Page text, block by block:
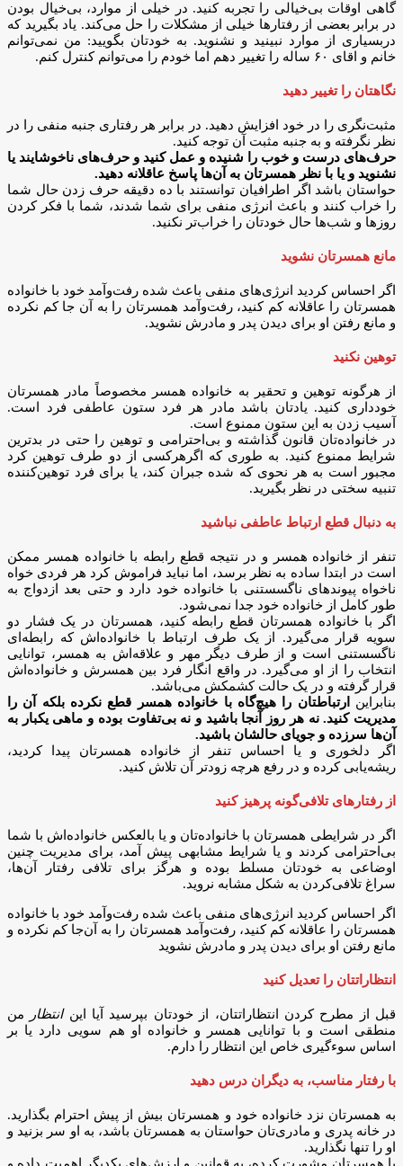
گاهی اوقات بی‌خیالی را تجربه کنید. در خیلی از موارد، بی‌خیال بودن
در برابر بعضی از رفتار‌ها خیلی از مشکلات را حل می‌کند. یاد بگیرید که
دربسیاری از موارد نبینید و نشنوید. به خودتان بگویید: من نمی‌توانم
خانم و اقای ۶۰ ساله را تغییر دهم اما خودم را می‌توانم کنترل کنم.
نگاهتان را تغییر دهید
مثبت‌نگری را در خود افزایش دهید. در برابر هر رفتاری جنبه منفی را در
نظر نگرفته و به جنبه مثبت آن توجه کنید.
حرف‌های درست و خوب را شنیده و عمل کنید و حرف‌های ناخوشایند یا
نشنوید و یا با نظر همسرتان به آن‌ها پاسخ عاقلانه دهید.
حواستان باشد اگر اطرافیان توانستند با ده دقیقه حرف زدن حال شما
را خراب کنند و باعث انرژی منفی برای شما شدند، شما با فکر کردن
روز‌ها و شب‌ها حال خودتان را خراب‌تر نکنید.
مانع همسرتان نشوید
اگر احساس کردید انرژی‌های منفی باعث شده رفت‌و‌آمد خود با خانواده
همسرتان را عاقلانه کم کنید، رفت‌وآمد همسرتان را به آن جا کم نکرده
و مانع رفتن او برای دیدن پدر و مادرش نشوید.
توهین نکنید
از هرگونه توهین و تحقیر به خانواده همسر مخصوصاً مادر همسرتان
خودداری کنید. یادتان باشد مادر هر فرد ستون عاطفی فرد است.
آسیب زدن به این ستون ممنوع است.
در خانواده‌تان قانون گذاشته و بی‌احترامی و توهین را حتی در بدترین
شرایط ممنوع کنید. به طوری که اگرهرکسی از دو طرف توهین کرد
مجبور است به هر نحوی که شده جبران کند، یا برای فرد توهین‌کننده
تنبیه سختی در نظر بگیرید.
به دنبال قطع ارتباط عاطفی نباشید
تنفر از خانواده همسر و در نتیجه قطع رابطه با خانواده همسر ممکن
است در ابتدا ساده به نظر برسد، اما نباید فراموش کرد هر فردی خواه
ناخواه پیوند‌های ناگسستنی با خانواده خود دارد و حتی بعد ازدواج به
طور کامل از خانواده خود جدا نمی‌شود.
اگر با خانواده همسرتان قطع رابطه کنید، همسرتان در یک فشار دو
سویه قرار می‌گیرد. از یک طرف ارتباط با خانواده‌اش که رابطه‌ای
ناگسستنی است و از طرف دیگر مهر و علاقه‌اش به همسر، توانایی
انتخاب را از او می‌گیرد. در واقع انگار فرد بین همسرش و خانواده‌اش
قرار گرفته و در یک حالت کشمکش می‌باشد.
بنابراین
ارتباطتان را هیچ‌گاه با خانواده همسر قطع نکرده بلکه آن را
مدیریت کنید. نه هر روز آنجا باشید و نه بی‌تفاوت بوده و ماهی یکبار به
آن‌ها سر‌زده و جویای حالشان باشید.
اگر دلخوری و یا احساس تنفر از خانواده همسرتان پیدا کردید،
ریشه‌یابی کرده و در رفع هرچه زودتر آن تلاش کنید.
از رفتار‌های تلافی‌گونه پرهیز کنید
اگر در شرایطی همسرتان با خانواده‌تان و یا بالعکس خانواده‌اش با شما
بی‌احترامی کردند و یا شرایط مشابهی پیش آمد، برای مدیریت چنین
اوضاعی به خودتان مسلط بوده و هرگز برای تلافی رفتار آن‌ها،
سراغ تلافی‌کردن به شکل مشابه نروید.
اگر احساس کردید انرژی‌های منفی باعث شده رفت‌وآمد خود با خانواده
همسرتان را عاقلانه کم کنید، رفت‌وآمد همسرتان را به آن‌جا کم نکرده و
مانع رفتن او برای دیدن پدر و مادرش نشوید
انتظاراتتان را تعدیل کنید
قبل از مطرح کردن انتظاراتتان، از خودتان بپرسید آیا اینانتظار
من
منطقی است و با توانایی همسر و خانواده او هم سویی دارد یا بر
اساس سوءگیری خاص این انتظار را دارم.
با رفتار مناسب، به دیگران درس دهید
به همسرتان نزد خانواده خود و همسرتان بیش از پیش احترام بگذارید.
در خانه پدری و مادری‌تان حواستان به همسرتان باشد، به او سر بزنید و
او را تنها نگذارید.
با همسرتان مشورت کرده، به قوانین و ارزش‌های یکدیگر اهمیت داده و